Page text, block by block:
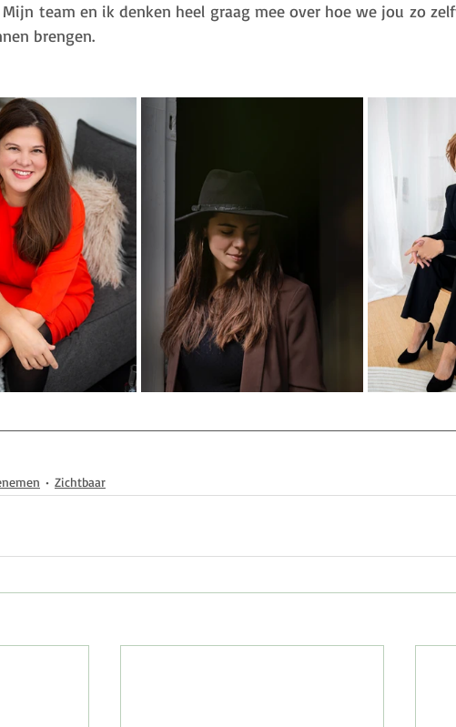
team en ik denken heel graag mee over hoe we jou zo
brengen.
Zichtbaar